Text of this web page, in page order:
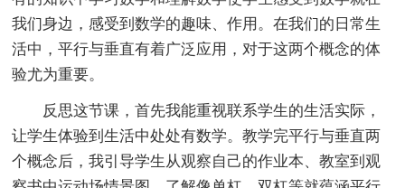
我们身边，感受到数学的趣味、作用。在我们的日常生
活中，平行与垂直有着广泛应用，对于这两个概念的体
验尤为重要。
反思这节课，首先我能重视联系学生的生活实际，
让学生体验到生活中处处有数学。教学完平行与垂直两
个概念后，我引导学生从观察自己的作业本、教室到观